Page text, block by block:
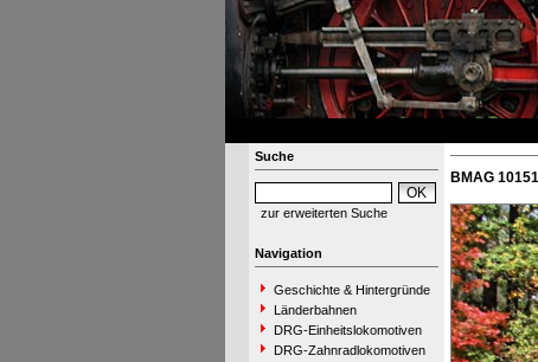
Suche
zur erweiterten Suche
Navigation
Geschichte & Hintergründe
Länderbahnen
DRG-Einheitslokomotiven
DRG-Zahnradlokomotiven
BMAG